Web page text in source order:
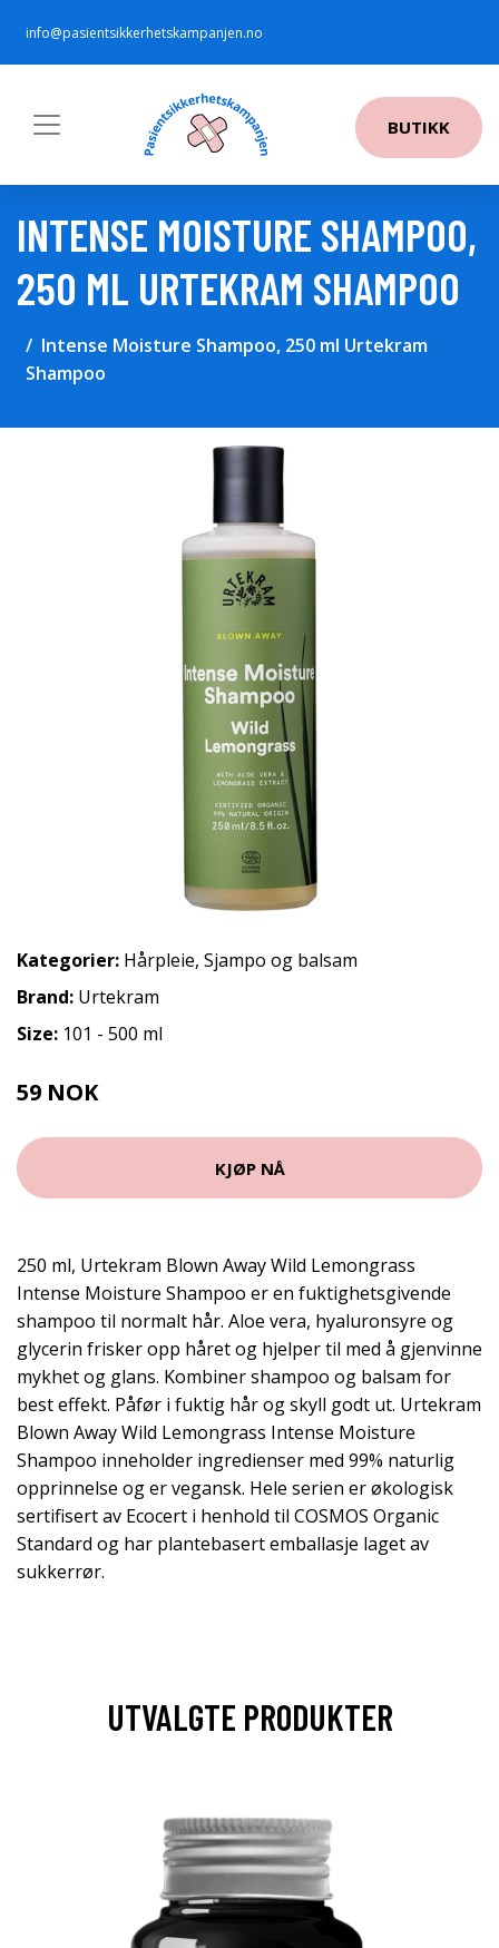
info@pasientsikkerhetskampanjen.no
BUTIKK
INTENSE MOISTURE SHAMPOO,
250 ML URTEKRAM SHAMPOO
Intense Moisture Shampoo, 250 ml Urtekram
Shampoo
Kategorier: Hårpleie, Sjampo og balsam
Brand: Urtekram
Size: 101 - 500 ml
59 NOK
KJØP NÅ
250 ml, Urtekram Blown Away Wild Lemongrass
Intense Moisture Shampoo er en fuktighetsgivende
shampoo til normalt hår. Aloe vera, hyaluronsyre og
glycerin frisker opp håret og hjelper til med å gjenvinne
mykhet og glans. Kombiner shampoo og balsam for
best effekt. Påfør i fuktig hår og skyll godt ut. Urtekram
Blown Away Wild Lemongrass Intense Moisture
Shampoo inneholder ingredienser med 99% naturlig
opprinnelse og er vegansk. Hele serien er økologisk
sertifisert av Ecocert i henhold til COSMOS Organic
Standard og har plantebasert emballasje laget av
sukkerrør.
UTVALGTE PRODUKTER